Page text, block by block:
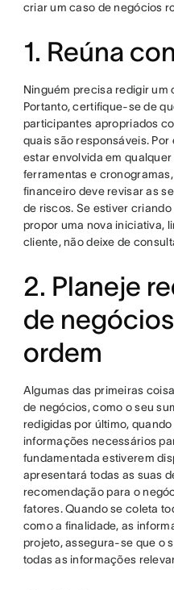
criar um caso de negócios
1. Reúna
Ninguém precisa redigir um
Portanto, certifique-se de
participantes apropriados
quais são responsáveis. Por
estar envolvida em
ferramentas e
financeiro deve revisar as
de riscos. Se estiver
propor uma nova iniciativa,
cliente, não deixe de
2. Planeje
de
ordem
Algumas das primeiras
de negócios, como o seu
redigidas por último,
informações necessários
fundamentada estiverem
apresentará todas as suas
recomendação para o
fatores. Quando se coleta
como a finalidade, as
projeto, assegura-se que o
todas as informações